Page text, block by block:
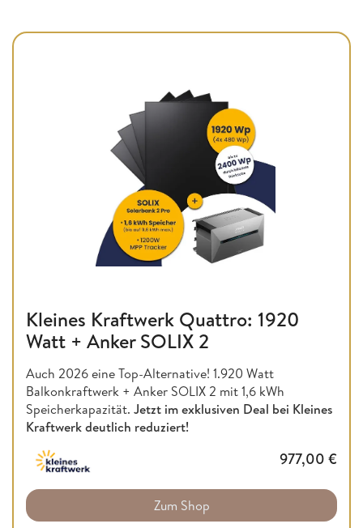
Kleines Kraftwerk Quattro: 1920
Watt + Anker SOLIX 2
Auch 2026 eine Top-Alternative! 1.920 Watt
Balkonkraftwerk + Anker SOLIX 2 mit 1,6 kWh
Speicherkapazität. Jetzt im exklusiven Deal bei Kleines
Kraftwerk deutlich reduziert!
977,00 €
Zum Shop